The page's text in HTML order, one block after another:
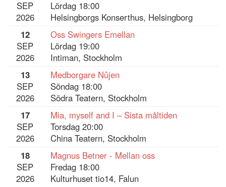
SEP
2026
Lördag 18:00
Helsingborgs Konserthus, Helsingborg
12
SEP
2026
Oss Swingers Emellan
Lördag 19:00
Intiman, Stockholm
13
SEP
2026
Medborgare Nûjen
Söndag 18:00
Södra Teatern, Stockholm
17
SEP
2026
Mia, myself and I – Sista måltiden
Torsdag 20:00
China Teatern, Stockholm
18
SEP
2026
Magnus Betner - Mellan oss
Fredag 18:00
Kulturhuset tio14, Falun